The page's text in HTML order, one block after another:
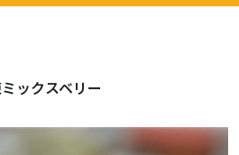
ックスベリー